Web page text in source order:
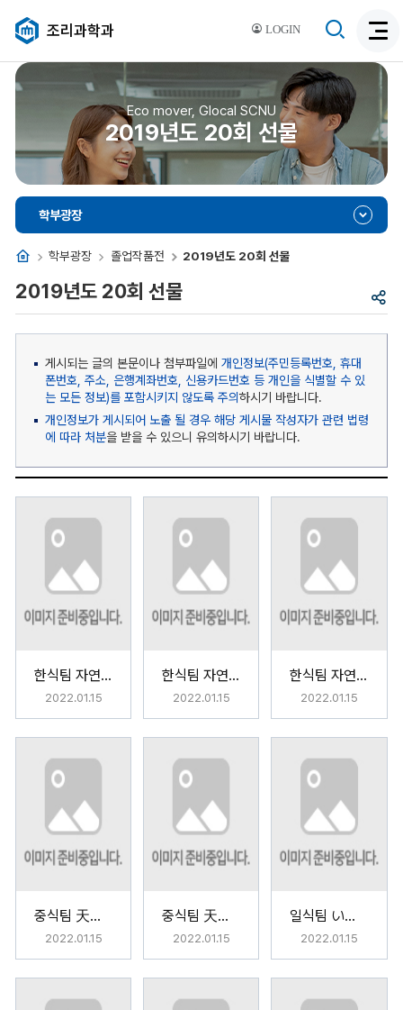
LOGIN
조리과학과
색
활
성
색
Eco mover, Glocal SCNU
2019년도 20회 선물
홈 학부광장 졸업작품전 2019년도 20회 선물
학부광장
공
2019년도 20회 선물
게시되는 글의 본문이나 첨부파일에 개인정보(주민등록번호, 휴대
폰번호, 주소, 은행계좌번호, 신용카드번호 등 개인을 식별할 수 있
는 모든 정보)를 포함시키지 않도록 주의하시기 바랍니다.
개인정보가 게시되어 노출 될 경우 해당 게시물 작성자가 관련 법령
에 따라 처분을 받을 수 있으니 유의하시기 바랍니다.
한식팀 자연의 선물 <육지의 선물>
2022.01.15
한식팀 자연의 선물 <바다의 선물>
2022.01.15
한식팀 자연의 선물 <산의 선물>
2022.01.15
중식팀 天里送鵝毛(천리송아모) <束脩之禮: 속수지례>
2022.01.15
중식팀 天里送鵝毛(천리송아모) <江南一枝春: 강남일지춘>
2022.01.15
일식팀 いちご-いちえ(이치고 이치에) <생일에 주고 싶은 선물>
2022.01.15